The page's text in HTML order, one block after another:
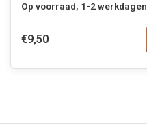
Op voorraad, 1-2 werkdagen
€9,50